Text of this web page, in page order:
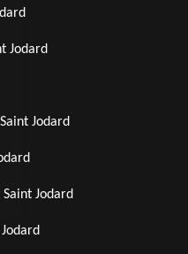
Jodard
Jodard
Jodard